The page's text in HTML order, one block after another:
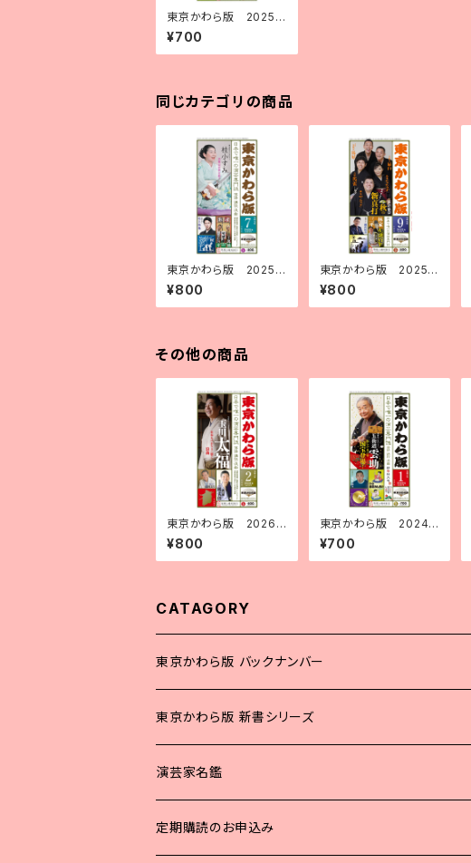
東京かわら版 2025
（令和７）年５月号
¥700
同じカテゴリの商品
東京かわら版 2025
（令和７）年７月号
¥800
東京かわら版 2025
（令和７）年９月号
¥800
その他の商品
東京かわら版 2026
（令和８）年２月号
¥800
東京かわら版 2024
（令和６）年１月号
¥700
CATAGORY
東京かわら版 バックナンバー
2025年
2024年
2023年
東京かわら版 新書シリーズ
演芸家名鑑
定期購読のお申込み